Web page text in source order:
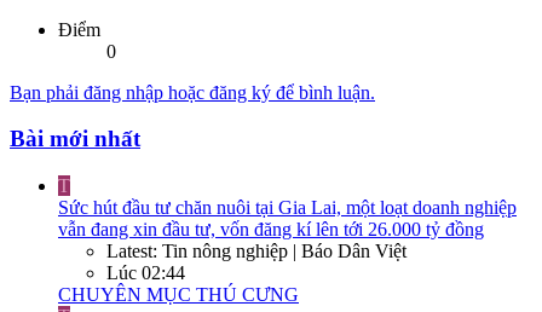
Điểm
0
Bạn phải đăng nhập hoặc đăng ký để bình luận.
Bài mới nhất
T
Sức hút đầu tư chăn nuôi tại Gia Lai, một loạt doanh nghiệp
vẫn đang xin đầu tư, vốn đăng kí lên tới 26.000 tỷ đồng
Latest: Tin nông nghiệp | Báo Dân Việt
Lúc 02:44
CHUYÊN MỤC THÚ CƯNG